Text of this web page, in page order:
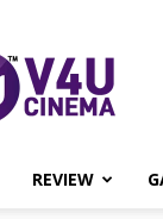
CINEMA
REVIEW